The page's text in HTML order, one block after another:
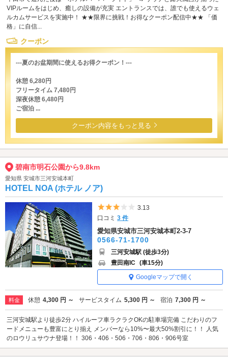
VIPルームをはじめ、癒しの設備が充実 エントランスでは、誰でも使えるウェ
ルカムサービスを実施中！ ★★限界に挑戦！お得なクーポン配信中★★ 「価
格」に自信...
クーポン
---夏のお盆期間に使えるお得クーポン！---
休憩 6,280円
フリータイム 7,480円
深夜休憩 6,480円
ご宿泊 ...
クーポン内容をもっと見る
碧南市明石公園から9.8km
愛知県 安城市三河安城本町
HOTEL NOA (ホテル ノア)
5つ星のうち3
3.13
口コミ3 件
愛知県安城市三河安城本町2-3-7
0566-71-1700
三河安城駅 (徒歩3分)
豊田南IC (車15分)
Googleマップで開く
料金 休憩 4,300 円 ～ サービスタイム 5,300 円 ～ 宿泊 7,300 円 ～
三河安城駅より徒歩2分 ハイルーフ車ラクラクOKの駐車場完備 こだわりのフ
ードメニューも豊富にとり揃え メンバーなら10%〜最大50%割引に！！ 人気
のロウリュサウナ登場！！ 306・406・506・706・806・906号室